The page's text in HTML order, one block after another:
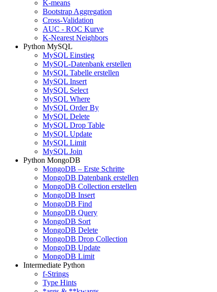
K-means
Bootstrap Aggregation
Cross-Validation
AUC - ROC Kurve
K-Nearest Neighbors
Python MySQL
MySQL Einstieg
MySQL-Datenbank erstellen
MySQL Tabelle erstellen
MySQL Insert
MySQL Select
MySQL Where
MySQL Order By
MySQL Delete
MySQL Drop Table
MySQL Update
MySQL Limit
MySQL Join
Python MongoDB
MongoDB – Erste Schritte
MongoDB Datenbank erstellen
MongoDB Collection erstellen
MongoDB Insert
MongoDB Find
MongoDB Query
MongoDB Sort
MongoDB Delete
MongoDB Drop Collection
MongoDB Update
MongoDB Limit
Intermediate Python
f-Strings
Type Hints